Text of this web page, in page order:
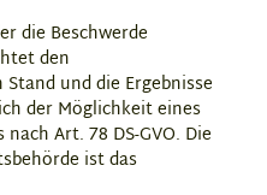
die Beschwerde
den
und die Ergebnisse
der Möglichkeit eines
Art. 78 DS-GVO. Die
ist das